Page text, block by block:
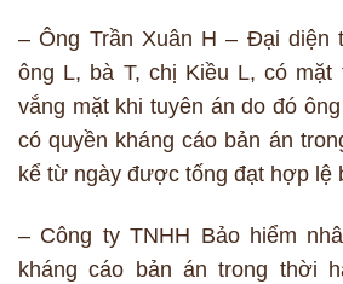
– Ông Trần Xuân H – Đại diện
ông L, bà T, chị Kiều L, có mặt
vắng mặt khi tuyên án do đó
có quyền kháng cáo bản án
kể từ ngày được tống đạt hợp lệ
– Công ty TNHH Bảo hiểm
kháng cáo bản án trong thời